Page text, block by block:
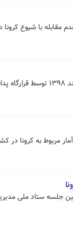
مقابله با شیوع
رزمایش پیشگیری و پایش شیوع کرونا،
مربوط به کرونا در
جلسه ستاد ملی